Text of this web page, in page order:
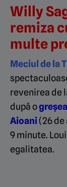
Willy
remiza
multe
Meciul de la
revenirea de
după o
Aioani(26 de
9 minute.
egalitatea.